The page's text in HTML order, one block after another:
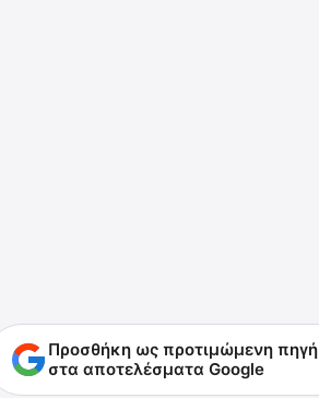
Προσθήκη ως προτιμώμενη πηγή
στα αποτελέσματα Google